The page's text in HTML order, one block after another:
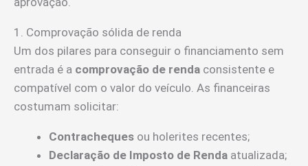
1. Comprovação sólida de renda
Um dos pilares para conseguir o financiamento sem
entrada é a comprovação de renda consistente e
compatível com o valor do veículo. As financeiras
costumam solicitar:
Contracheques ou holerites recentes;
Declaração de Imposto de Renda atualizada;